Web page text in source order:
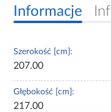
Informacje
Szerokość [cm]:
207.00
Głębokość [cm]:
217.00